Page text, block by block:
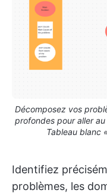
Décomposez vos
profondes pour aller
Tableau blanc
Identifiez
problèmes, les